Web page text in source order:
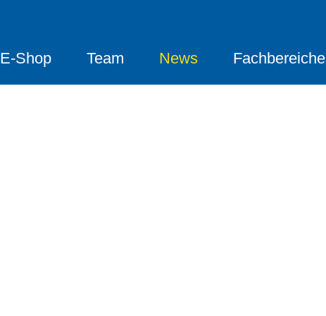
E-Shop Team News Fachbereiche